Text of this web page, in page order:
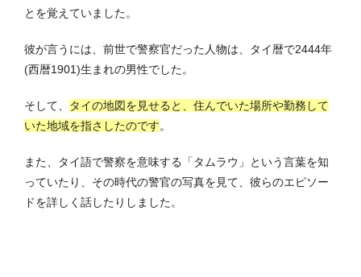
とを覚えていました。
彼が言うには、前世で警察官だった人物は、タイ暦で2444年
(西暦1901)生まれの男性でした。
そして、
タイの地図を見せると、住んでいた場所や勤務して
いた地域を指さしたのです。
また、タイ語で警察を意味する「タムラウ」という言葉を知
っていたり、その時代の警官の写真を見て、彼らのエピソー
ドを詳しく話したりしました。